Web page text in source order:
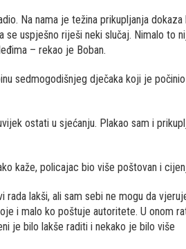
Na nama je težina prikupljanja dokaza
uspješno riješi neki slučaj. Nimalo to
– rekao je Boban.
sedmogodišnjeg dječaka koji je počinio
ostati u sjećanju. Plakao sam i
kaže, policajac bio više poštovan i
rada lakši, ali sam sebi ne mogu da
i malo ko poštuje autoritete. U onom
je bilo lakše raditi i nekako je bilo više